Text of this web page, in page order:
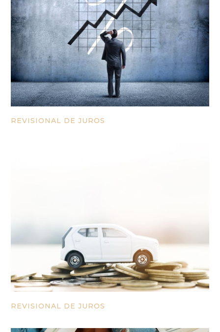
REVISIONAL DE JUROS
REVISIONAL DE JUROS